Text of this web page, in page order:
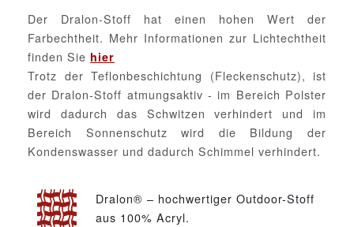
Der Dralon-Stoff hat einen hohen Wert der
Farbechtheit. Mehr Informationen zur Lichtechtheit
finden Sie hier
Trotz der Teflonbeschichtung (Fleckenschutz), ist
der Dralon-Stoff atmungsaktiv - im Bereich Polster
wird dadurch das Schwitzen verhindert und im
Bereich Sonnenschutz wird die Bildung der
Kondenswasser und dadurch Schimmel verhindert.
Dralon® – hochwertiger Outdoor-Stoff
aus 100% Acryl.